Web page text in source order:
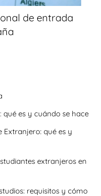
de entrada
qué es y cuándo se hace
Extranjero: qué es y
extranjeros en
requisitos y cómo